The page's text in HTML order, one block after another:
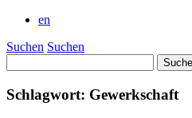
en
Suchen Suchen
nach:
Schlagwort: Gewerkschaft